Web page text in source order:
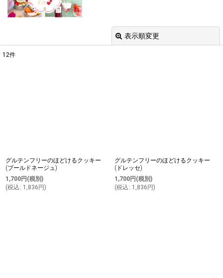
表示順変更
12件
グルテンフリーのほどけるクッキー
(ブールドネージュ)
1,700円 (税別)
(税込 : 1,836 円)
グルテンフリーのほどけるクッキー
(ドレッセ)
1,700円 (税別)
(税込 : 1,836 円)